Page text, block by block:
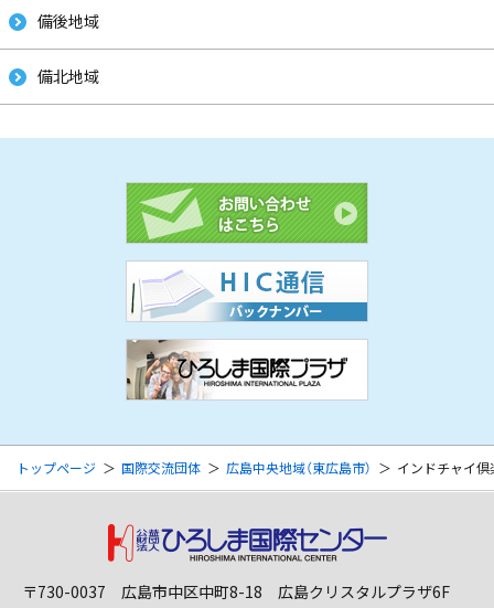
備後地域
備北地域
トップページ 国際交流団体 広島中央地域（東広島市） インドチャイ
〒730-0037 広島市中区中町8-18 広島クリスタルプラザ6F